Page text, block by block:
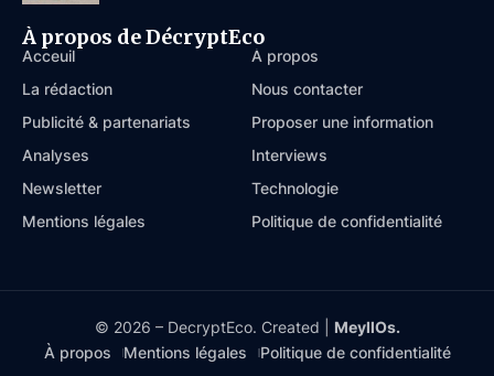
À propos de DécryptEco
Acceuil
À propos
La rédaction
Nous contacter
Publicité & partenariats
Proposer une information
Analyses
Interviews
Newsletter
Technologie
Mentions légales
Politique de confidentialité
© 2026 – DecryptEco. Created | MeyllOs.
À propos
Mentions légales Politique de confidentialité